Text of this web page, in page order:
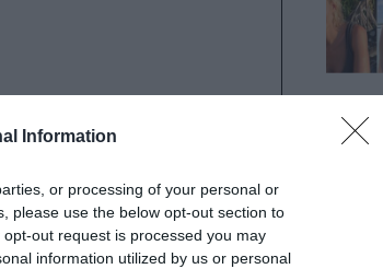
Information
or processing of your personal or
please use the below opt-out section to
out request is processed you may
information utilized by us or personal